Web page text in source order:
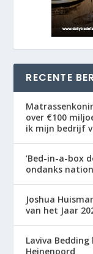
RECENTE
over €100
ik mijn bedrijf
‘Bed-in-a-box
ondanks
Joshua
van het Jaar
Laviva
Heinenoord